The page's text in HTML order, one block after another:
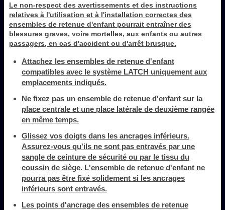
Le non-respect des avertissements et des instructions
relatives à l'utilisation et à l'installation correctes des
ensembles de retenue d'enfant pourrait entraîner des
blessures graves, voire mortelles, aux enfants ou autres
passagers, en cas d'accident ou d'arrêt brusque.
Attachez les ensembles de retenue d'enfant
compatibles avec le système LATCH uniquement aux
emplacements indiqués.
Ne fixez pas un ensemble de retenue d'enfant sur la
place centrale et une place latérale de deuxième rangée
en même temps.
Glissez vos doigts dans les ancrages inférieurs.
Assurez-vous qu'ils ne sont pas entravés par une
sangle de ceinture de sécurité ou par le tissu du
coussin de siège. L'ensemble de retenue d'enfant ne
pourra pas être fixé solidement si les ancrages
inférieurs sont entravés.
Les points d'ancrage des ensembles de retenue